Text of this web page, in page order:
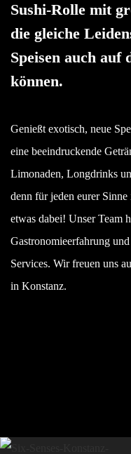
Sushi-Rolle mit
die gleiche
Speisen auch auf
können.
Genießt exotisch, neue
eine beeindruckende
Limonaden, Longdrinks
denn für jeden eurer
etwas dabei! Unser Team
Gastronomieerfahrung
Services. Wir freuen uns
in Konstanz.